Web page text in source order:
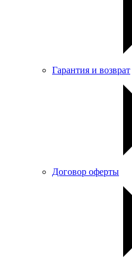
Гарантия и возврат
Договор оферты